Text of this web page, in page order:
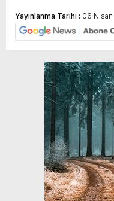
Yayınlanma Tarihi : 06